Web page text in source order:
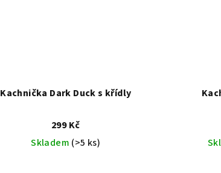
Kachnička Dark Duck s křídly
299 Kč
Skladem (>5 ks)